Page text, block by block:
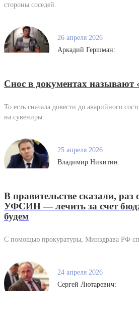
стороны соседей.
26 апреля 2026
Аркадий Гершман:
Снос в документах называют
То есть сначала довести до аварийного
на сувениры.
25 апреля 2026
Владимир Никитин:
В правительстве сказали, раз
УФСИН — лечить за счет
будем
С помощью прокуратуры, Минздрава РФ
24 апреля 2026
Сергей Лютаревич: